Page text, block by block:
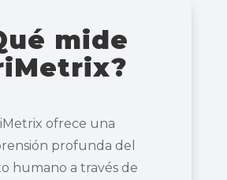
mide
ofrece una
profunda del
humano a través de